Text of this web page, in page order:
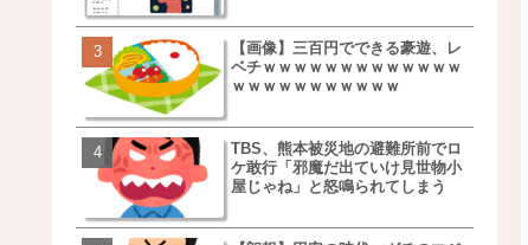
【画像】三百円でできる豪遊、レ
ベチｗｗｗｗｗｗｗｗｗｗｗｗｗ
ｗｗｗｗｗｗｗｗｗｗｗ
TBS、熊本被災地の避難所前でロ
ケ敢行「邪魔だ出ていけ見世物小
屋じゃね」と怒鳴られてしまう
【画像】キモいオジサン
服一覧がこちらｗｗｗｗ
ｗ
【速報】しょこたん、遂
事を言うｗｗｗｗｗｗｗ
ｗｗｗｗｗｗｗｗ